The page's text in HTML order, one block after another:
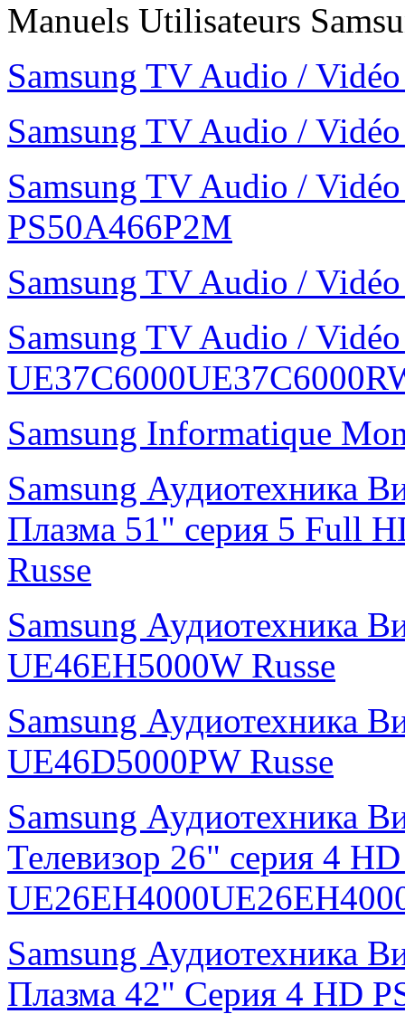
Manuels Utilisateurs
Samsung TV Audio /
Samsung TV Audio /
Samsung TV Audio /
PS50A466P2M
Samsung TV Audio /
Samsung TV Audio /
Samsung Informatique
Samsung Аудиотехника
Плазма 51" cерия 5 Full
Russe
Samsung Аудиотехника
UE46EH5000W Russe
Samsung Аудиотехника
UE46D5000PW Russe
Samsung Аудиотехника
Телевизор 26" серия 4
Samsung Аудиотехника
Плазма 42" Серия 4 HD